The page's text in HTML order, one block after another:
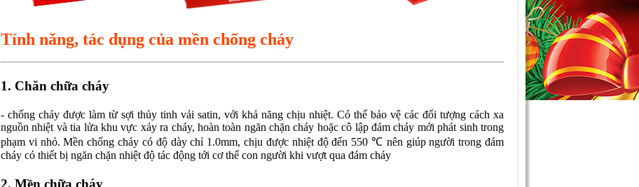
Tính năng, tác dụng của mền chống cháy
1. Chăn chữa cháy
- chống cháy được làm từ sợi thủy tinh vải satin, với khả năng chịu nhiệt. Có thể bảo vệ các đối tượng cách xa
nguồn nhiệt và tia lửa khu vực xảy ra cháy, hoàn toàn ngăn chặn cháy hoặc cô lập đám cháy mới phát sinh trong
phạm vi nhỏ. Mền chống cháy có độ dày chỉ 1.0mm, chịu được nhiệt độ đến 550 ℃ nên giúp người trong đám
cháy có thiết bị ngăn chặn nhiệt độ tác động tới cơ thể con người khi vượt qua đám cháy
2. Mền chữa cháy